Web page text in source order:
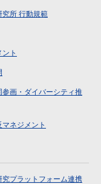
究所 行動規範
ト
参画・ダイバーシティ推
ネジメント
究プラットフォーム連携